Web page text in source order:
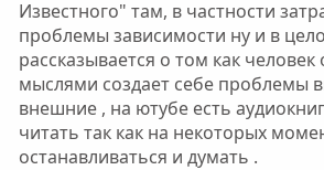
Известного" там, в частности
проблемы зависимости ну и в
рассказывается о том как
мыслями создает себе проблемы
внешние , на ютубе есть
читать так как на некоторых
останавливаться и думать .